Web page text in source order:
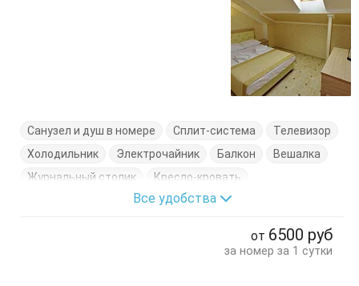
Санузел и душ в номере Сплит-система
Телевизор
Холодильник
Электрочайник Балкон
Вешалка
Журнальный столик
Кресло-кровать
Кровати односпальные
Кровать двуспальная
Все удобства
от 6500 руб
за номер за 1 сутки